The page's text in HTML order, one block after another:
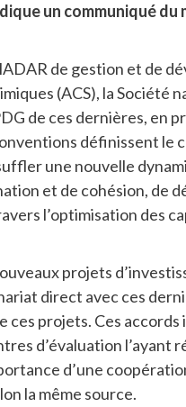
un communiqué
de gestion et de
(ACS), la Société
de ces dernières, en
définissent le
une nouvelle
et de cohésion, de
l’optimisation des
projets
direct avec ces
projets. Ces
d’évaluation l’ayant
d’une
la même source.